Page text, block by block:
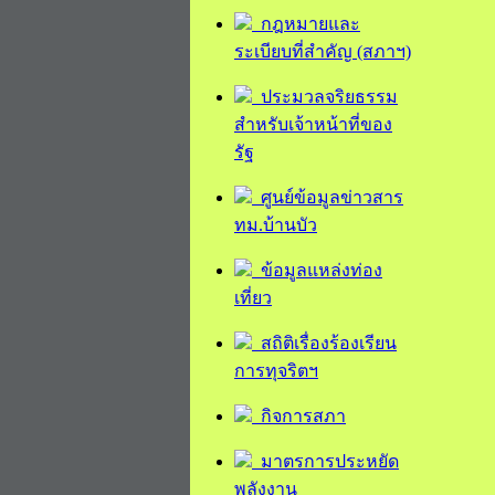
กฎหมายและ
ระเบียบที่สำคัญ (สภาฯ)
ประมวลจริยธรรม
สำหรับเจ้าหน้าที่ของ
รัฐ
ศูนย์ข้อมูลข่าวสาร
ทม.บ้านบัว
ข้อมูลแหล่งท่อง
เที่ยว
สถิติเรื่องร้องเรียน
การทุจริตฯ
กิจการสภา
มาตรการประหยัด
พลังงาน